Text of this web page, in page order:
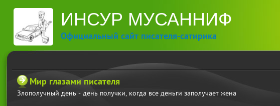
ИНСУР МУСАННИФ
Официальный сайт писателя-сатирика
Мир глазами писателя
Злополучный день - день получки, когда все деньги заполучает жена